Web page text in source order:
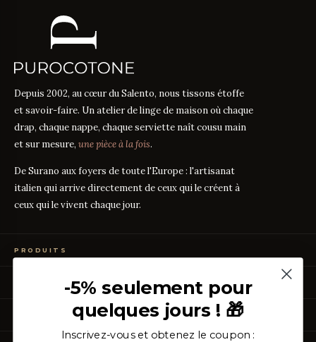
Depuis 2002, au cœur du Salento, nous tissons étoffe
et savoir-faire. Un atelier de linge de maison où chaque
drap, chaque nappe, chaque serviette naît cousu main
et sur mesure, une pièce à la fois.
De Surano aux foyers de toute l'Europe : l'artisanat
italien qui arrive directement de ceux qui le créent à
ceux qui le vivent chaque jour.
PRODUITS
Linge de Table
Vêtements de Maison
Échantillons Gratuits
GUIDES DES TISSUS
Guide des mesures GUIDE
Percale ou Satin ? GUIDE
Que signifie le TC ? GUIDE
Qui sommes-nous
-5% seulement pour
quelques jours ! 🎁
Inscrivez-vous et obtenez le coupon :